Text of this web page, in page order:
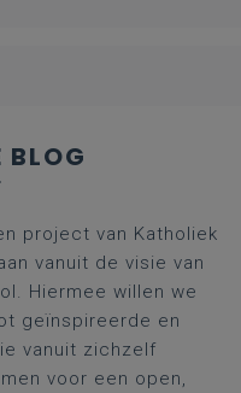
BLOG
project van Katholiek
vanuit de visie van
Hiermee willen we
geïnspireerde en
vanuit zichzelf
voor een open,